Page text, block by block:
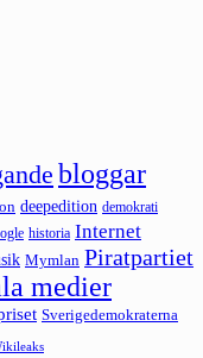
bloggar
deepedition demokrati
historia Internet
Mymlan Piratpartiet
medier
Sverigedemokraterna